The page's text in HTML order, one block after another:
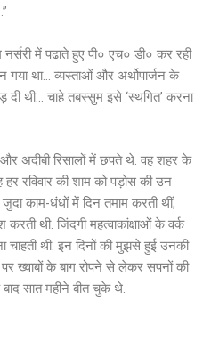
में पढाते हुए पी० एच० डी० कर रही
था… व्यस्ताओं और अर्थोपार्जन के
थी… चाहे तबस्सुम इसे ‘स्थगित’ करना
अदीबी रिसालों में छपते थे. वह शहर के
रविवार की शाम को पड़ोस की उन
काम-धंधों में दिन तमाम करती थीं,
थी. जिंदगी महत्वाकांक्षाओं के वर्क
चाहती थी. इन दिनों की मुझसे हुई उनकी
ख्वाबों के बाग रोपने से लेकर सपनों की
सात महीने बीत चुके थे.